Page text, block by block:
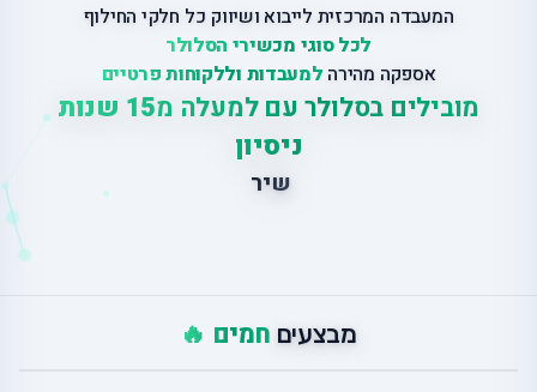
המעבדה המרכזית לייבוא ושיווק כל חלקי החילוף
לכל סוגי מכשירי הסלולר
אספקה מהירה למעבדות וללקוחות פרטיים
מובילים בסלולר עם למעלה מ
15 שנות
ניסיון
ותתי
מבצעים חמים 🔥